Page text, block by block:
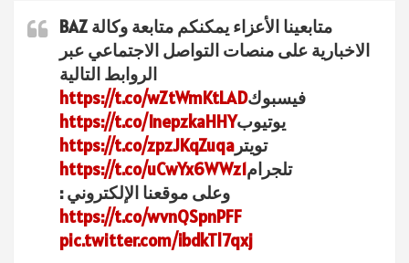
متابعينا الأعزاء يمكنكم متابعة وكالة BAZ
الاخبارية على منصات التواصل الاجتماعي عبر
الروابط التالية
فيسبوكhttps://t.co/wZtWmKtLAD
يوتيوبhttps://t.co/InepzkaHHY
تويتر https://t.co/zpzJKqZuqa
تلجرامhttps://t.co/uCwYx6WWz1
وعلى موقعنا الإلكتروني :
https://t.co/wvnQSpnPFF
pic.twitter.com/ibdkTl7qxj